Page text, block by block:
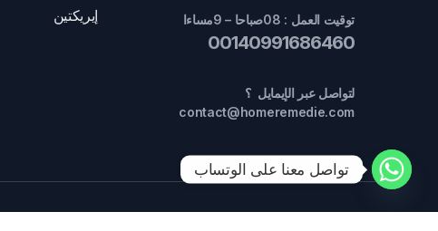
توقيت العمل : 08صباحا – 9مساءا
00140991686460
لتواصل عبر الإيمايل ؟
contact@homeremedie.com
إيريكتين
تواصل معنا على الوتساب